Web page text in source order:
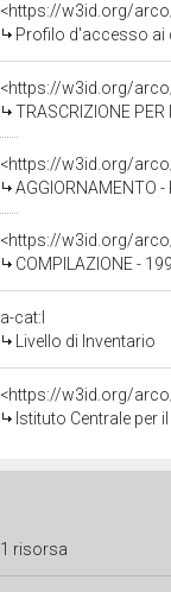
<https://w3id.org/
Profilo d'accesso ai
<https://w3id.org/
TRASCRIZIONE
<https://w3id.org/
AGGIORNAMENTO
<https://w3id.org/
COMPILAZIONE -
a-cat:I
Livello di Inventario
<https://w3id.org/
Istituto Centrale per
1 risorsa